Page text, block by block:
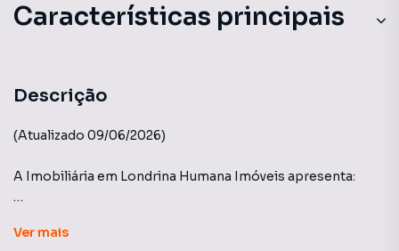
Características principais
Aquecimento a Gás
Andar Alto
Sacada
Descrição
(Atualizado 09/06/2026)
A Imobiliária em Londrina Humana Imóveis apresenta:
Ver mais